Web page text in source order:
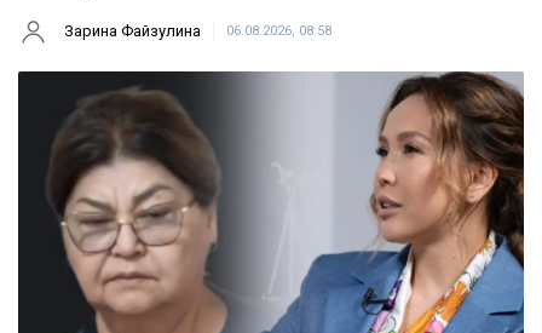
Зарина Файзулина 06.08.2026, 08:58